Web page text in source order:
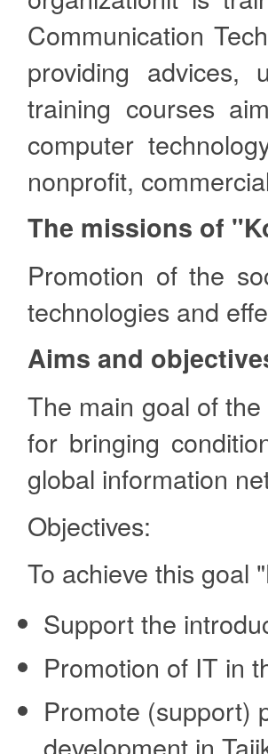
Communication
providing advices,
training courses
computer
nonprofit,
The missions of
Promotion of the
technologies and
Aims and
The main goal of
for bringing
global information
Objectives:
To achieve this goal
Support the
Promotion of IT in
Promote (support)
development in